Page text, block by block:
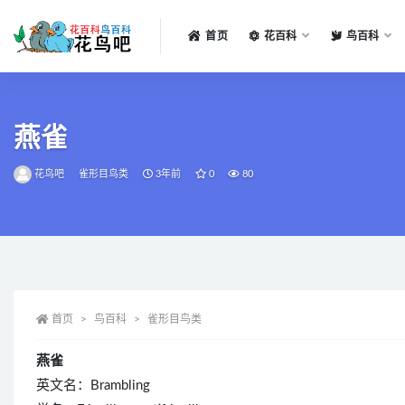
首页 花百科 鸟百科
燕雀
花鸟吧 雀形目鸟类 3年前 0 80
首页 鸟百科 雀形目鸟类
燕雀
英文名：Brambling